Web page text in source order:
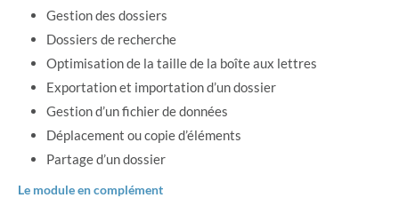
Gestion des dossiers
Dossiers de recherche
Optimisation de la taille de la boîte aux lettres
Exportation et importation d’un dossier
Gestion d’un fichier de données
Déplacement ou copie d’éléments
Partage d’un dossier
Le module en complément